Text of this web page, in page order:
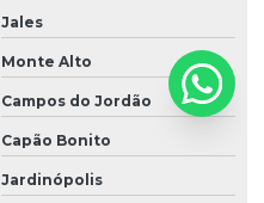
Jales
Monte Alto
Campos do Jordão
Capão Bonito
Jardinópolis